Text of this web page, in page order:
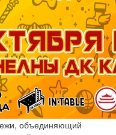
объединяющий